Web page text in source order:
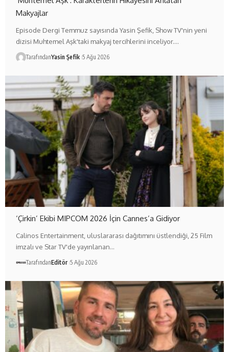
Makyajlar
Episode Dergi Temmuz sayısında Yasin Şefik, Show TV'nin yeni
dizisi Muhtemel Aşk'taki makyaj tercihlerini inceliyor.…
TarafındanYasin Şefik 5 Ağu 2026
‘Çirkin’ Ekibi MIPCOM 2026 İçin Cannes’a Gidiyor
Calinos Entertainment, uluslararası dağıtımını üstlendiği, 25 Film
imzalı ve Star TV'de yayınlanan…
TarafındanEditör 5 Ağu 2026